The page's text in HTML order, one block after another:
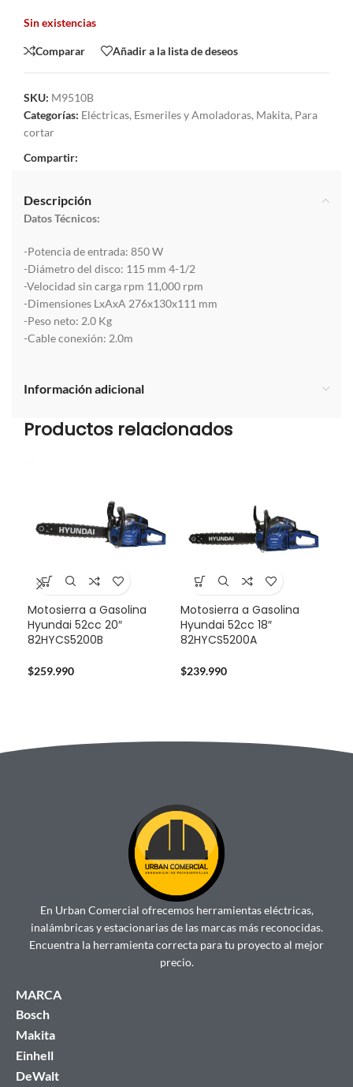
Sin existencias
Comparar Añadir a la lista de deseos
SKU: M9510B
Categorías: Eléctricas, Esmeriles y Amoladoras, Makita, Para
cortar
Compartir:
Descripción
Datos Técnicos:
-Potencia de entrada: 850 W
-Diámetro del disco: 115 mm 4-1/2
-Velocidad sin carga rpm 11,000 rpm
-Dimensiones LxAxA 276x130x111 mm
-Peso neto: 2.0 Kg
-Cable conexión: 2.0m
Información adicional
Productos relacionados
Motosierra a Gasolina
Hyundai 52cc 20″
82HYCS5200B
$259.990
Motosierra a Gasolina
Hyundai 52cc 18″
82HYCS5200A
$239.990
En Urban Comercial ofrecemos herramientas eléctricas,
inalámbricas y estacionarias de las marcas más reconocidas.
Encuentra la herramienta correcta para tu proyecto al mejor
precio.
MARCA
Bosch
Makita
Einhell
DeWalt